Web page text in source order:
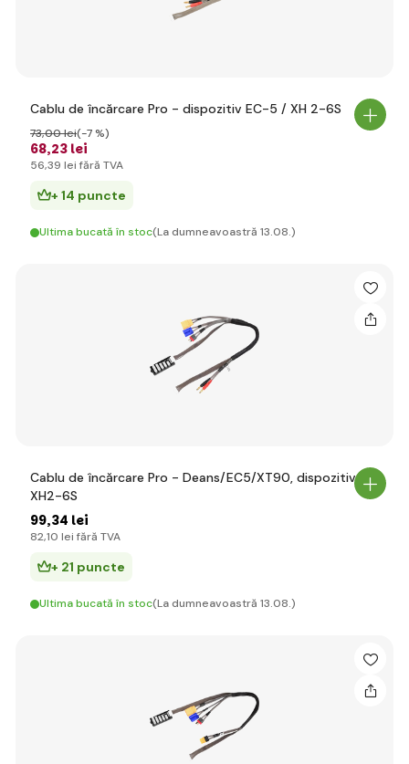
Cablu de încărcare Pro - dispozitiv EC-5 / XH 2-6S
68,23 lei
73,00 lei(-7 %)
56,39 lei fără TVA
+ 14 puncte
Ultima bucată în stoc(La dumneavoastră 13.08.)
Cablu de încărcare Pro - Deans/EC5/XT90, dispozitiv
XH2-6S
99,34 lei
82,10 lei fără TVA
+ 21 puncte
Ultima bucată în stoc(La dumneavoastră 13.08.)